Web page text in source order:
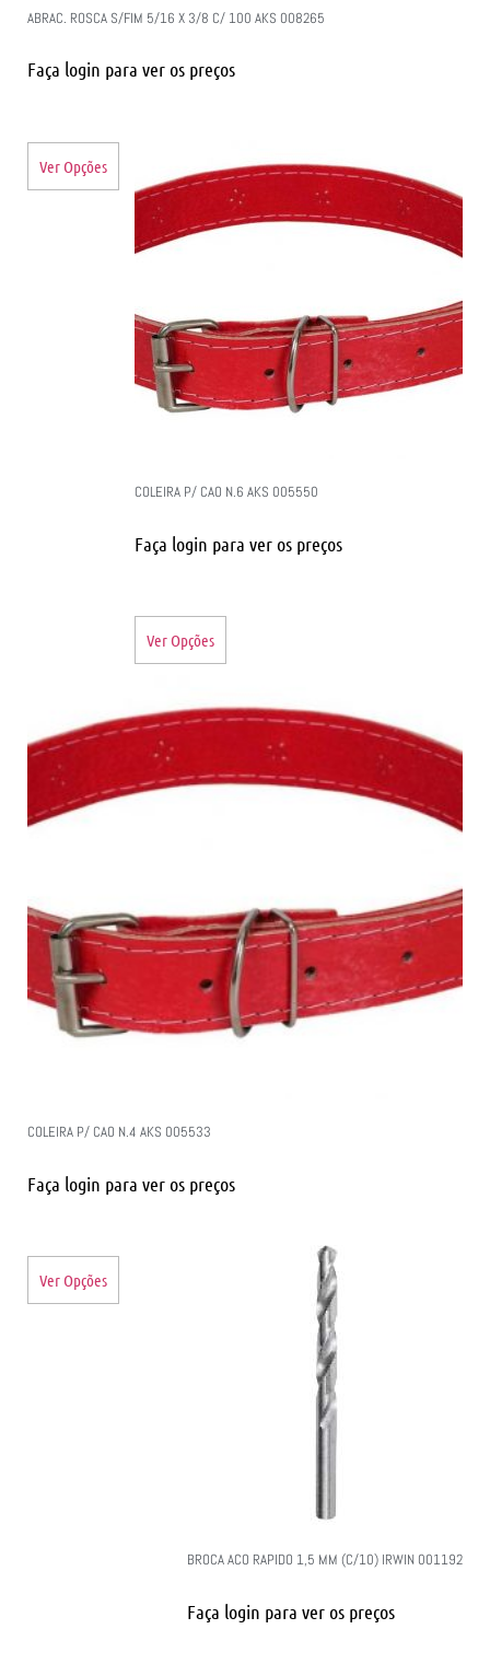
ABRAC. ROSCA S/FIM 5/16 X 3/8 C/ 100 AKS 008265
Faça login para ver os preços
Ver Opções
COLEIRA P/ CAO N.6 AKS 005550
Faça login para ver os preços
Ver Opções
COLEIRA P/ CAO N.4 AKS 005533
Faça login para ver os preços
Ver Opções
BROCA ACO RAPIDO 1,5 MM (C/10) IRWIN 001192
Faça login para ver os preços